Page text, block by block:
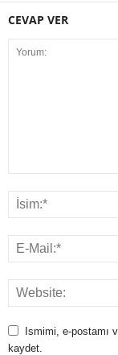
CEVAP VER
Ismimi, e-postamı
kaydet.